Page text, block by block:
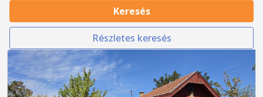
Keresés
Részletes keresés